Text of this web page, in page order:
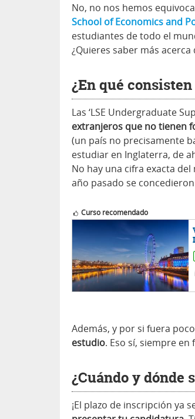
No, no nos hemos
School of Economics and
estudiantes de todo el
¿Quieres saber más
¿En qué
Las ‘LSE Undergraduate
extranjeros que no tienen
(un país no precisamente
estudiar en Inglaterra, de
No hay una cifra exacta
año pasado se
Curso recomendado
Además, y por si fuera
estudio. Eso sí, siempre
¿Cuándo y dónde
¡El plazo de inscripción ya